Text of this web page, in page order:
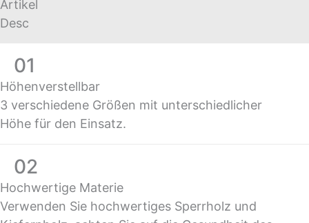
Artikel
Desc
01
Höhenverstellbar
3 verschiedene Größen mit unterschiedlicher
Höhe für den Einsatz.
02
Hochwertige Materie
Verwenden Sie hochwertiges Sperrholz und